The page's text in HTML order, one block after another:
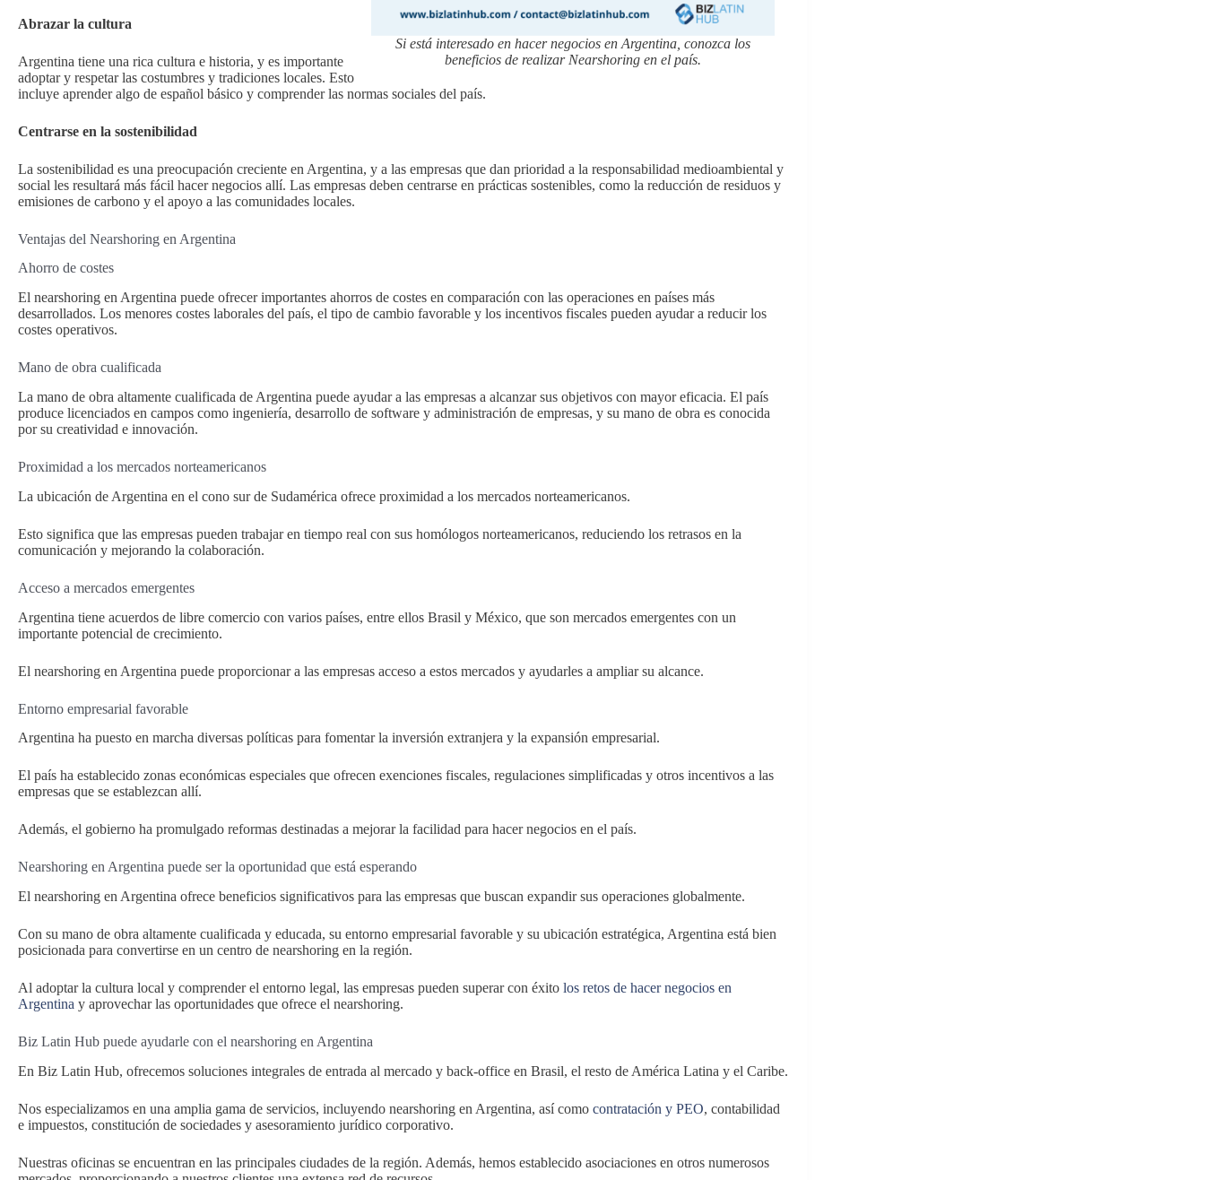
Si está interesado en hacer negocios en Argentina, conozca los
beneficios de realizar Nearshoring en el país.
Abrazar la cultura
Argentina tiene una rica cultura e historia, y es importante
adoptar y respetar las costumbres y tradiciones locales. Esto
incluye aprender algo de español básico y comprender las normas sociales del país.
Centrarse en la sostenibilidad
La sostenibilidad es una preocupación creciente en Argentina, y a las empresas que dan prioridad a la responsabilidad medioambiental y
social les resultará más fácil hacer negocios allí. Las empresas deben centrarse en prácticas sostenibles, como la reducción de residuos y
emisiones de carbono y el apoyo a las comunidades locales.
Ventajas del Nearshoring en Argentina
Ahorro de costes
El nearshoring en Argentina puede ofrecer importantes ahorros de costes en comparación con las operaciones en países más
desarrollados. Los menores costes laborales del país, el tipo de cambio favorable y los incentivos fiscales pueden ayudar a reducir los
costes operativos.
Mano de obra cualificada
La mano de obra altamente cualificada de Argentina puede ayudar a las empresas a alcanzar sus objetivos con mayor eficacia. El país
produce licenciados en campos como ingeniería, desarrollo de software y administración de empresas, y su mano de obra es conocida
por su creatividad e innovación.
Proximidad a los mercados norteamericanos
La ubicación de Argentina en el cono sur de Sudamérica ofrece proximidad a los mercados norteamericanos.
Esto significa que las empresas pueden trabajar en tiempo real con sus homólogos norteamericanos, reduciendo los retrasos en la
comunicación y mejorando la colaboración.
Acceso a mercados emergentes
Argentina tiene acuerdos de libre comercio con varios países, entre ellos Brasil y México, que son mercados emergentes con un
importante potencial de crecimiento.
El nearshoring en Argentina puede proporcionar a las empresas acceso a estos mercados y ayudarles a ampliar su alcance.
Entorno empresarial favorable
Argentina ha puesto en marcha diversas políticas para fomentar la inversión extranjera y la expansión empresarial.
El país ha establecido zonas económicas especiales que ofrecen exenciones fiscales, regulaciones simplificadas y otros incentivos a las
empresas que se establezcan allí.
Además, el gobierno ha promulgado reformas destinadas a mejorar la facilidad para hacer negocios en el país.
Nearshoring en Argentina puede ser la oportunidad que está esperando
El nearshoring en Argentina ofrece beneficios significativos para las empresas que buscan expandir sus operaciones globalmente.
Con su mano de obra altamente cualificada y educada, su entorno empresarial favorable y su ubicación estratégica, Argentina está bien
posicionada para convertirse en un centro de nearshoring en la región.
Al adoptar la cultura local y comprender el entorno legal, las empresas pueden superar con éxito los retos de hacer negocios en
Argentina y aprovechar las oportunidades que ofrece el nearshoring.
Biz Latin Hub puede ayudarle con el nearshoring en Argentina
En Biz Latin Hub, ofrecemos soluciones integrales de entrada al mercado y back-office en Brasil, el resto de América Latina y el Caribe.
Nos especializamos en una amplia gama de servicios, incluyendo nearshoring en Argentina, así como contratación y PEO, contabilidad
e impuestos, constitución de sociedades y asesoramiento jurídico corporativo.
Nuestras oficinas se encuentran en las principales ciudades de la región. Además, hemos establecido asociaciones en otros numerosos